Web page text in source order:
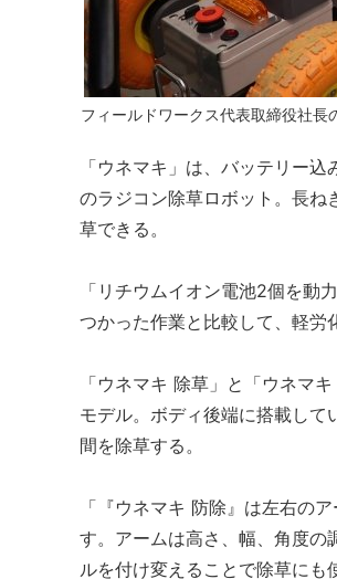
フィールドワークス代表取締役社長
「ウネマキ」は、バッテリー
のラジコン除草ロボット。長ね
草できる。
「リチウムイオン電池2個を
つかった作業と比較して、軽労
「ウネマキ 除草」と「ウネマ
モデル。ボディ後端に搭載して
間を除草する。
「『ウネマキ 防除』は左右の
す。アームは高さ、幅、角度の
ルを付け変えることで除草に